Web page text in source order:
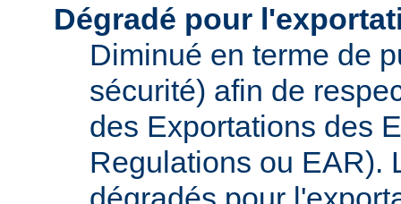
Dégradé pour
Diminué en terme de
sécurité) afin de
des Exportations des
Regulations ou EAR).